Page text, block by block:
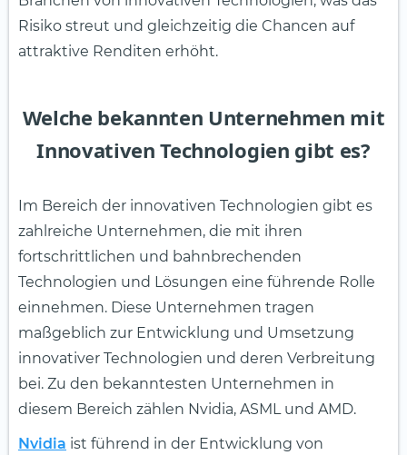
Risiko streut und gleichzeitig die Chancen auf
attraktive Renditen erhöht.
Welche bekannten Unternehmen mit
Innovativen Technologien gibt es?
Im Bereich der innovativen Technologien gibt es
zahlreiche Unternehmen, die mit ihren
fortschrittlichen und bahnbrechenden
Technologien und Lösungen eine führende Rolle
einnehmen. Diese Unternehmen tragen
maßgeblich zur Entwicklung und Umsetzung
innovativer Technologien und deren Verbreitung
bei. Zu den bekanntesten Unternehmen in
diesem Bereich zählen Nvidia, ASML und AMD.
Nvidia ist führend in der Entwicklung von